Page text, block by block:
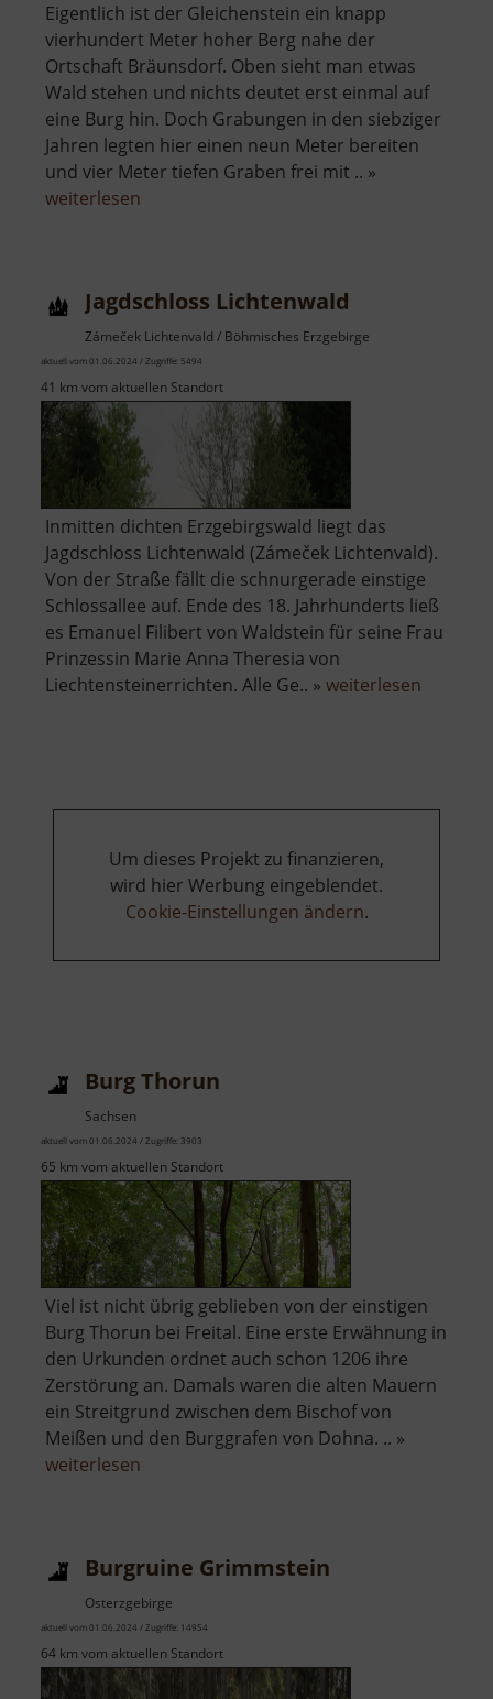
Eigentlich ist der Gleichenstein ein knapp
vierhundert Meter hoher Berg nahe der
Ortschaft Bräunsdorf. Oben sieht man etwas
Wald stehen und nichts deutet erst einmal auf
eine Burg hin. Doch Grabungen in den siebziger
Jahren legten hier einen neun Meter bereiten
und vier Meter tiefen Graben frei mit .. »
weiterlesen
Jagdschloss Lichtenwald
Zámeček Lichtenvald / Böhmisches Erzgebirge
aktuell vom 01.06.2024 / Zugriffe: 5494
41 km vom aktuellen Standort
Inmitten dichten Erzgebirgswald liegt das
Jagdschloss Lichtenwald (Zámeček Lichtenvald).
Von der Straße fällt die schnurgerade einstige
Schlossallee auf. Ende des 18. Jahrhunderts ließ
es Emanuel Filibert von Waldstein für seine Frau
Prinzessin Marie Anna Theresia von
Liechtensteinerrichten. Alle Ge.. » weiterlesen
Um dieses Projekt zu finanzieren,
wird hier Werbung eingeblendet.
Cookie-Einstellungen ändern.
Burg Thorun
Sachsen
aktuell vom 01.06.2024 / Zugriffe: 3903
65 km vom aktuellen Standort
Viel ist nicht übrig geblieben von der einstigen
Burg Thorun bei Freital. Eine erste Erwähnung in
den Urkunden ordnet auch schon 1206 ihre
Zerstörung an. Damals waren die alten Mauern
ein Streitgrund zwischen dem Bischof von
Meißen und den Burggrafen von Dohna. .. »
weiterlesen
Burgruine Grimmstein
Osterzgebirge
aktuell vom 01.06.2024 / Zugriffe: 14954
64 km vom aktuellen Standort